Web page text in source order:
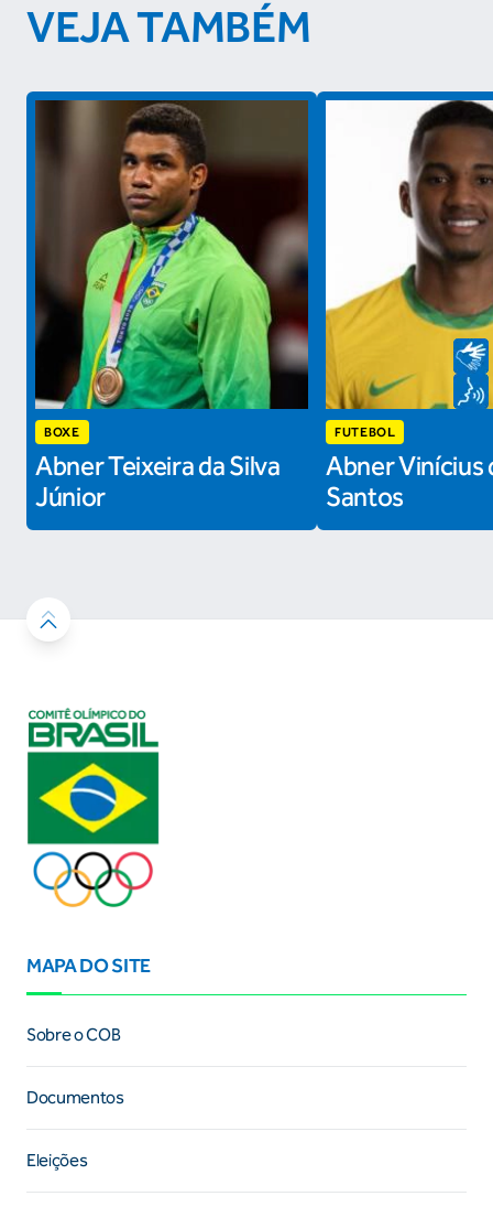
VEJA TAMBÉM
BOXE
Abner Teixeira da Silva
Júnior
FUTEBOL
Abner Vinícius
Santos
MAPA DO SITE
Sobre o COB
Documentos
Eleições